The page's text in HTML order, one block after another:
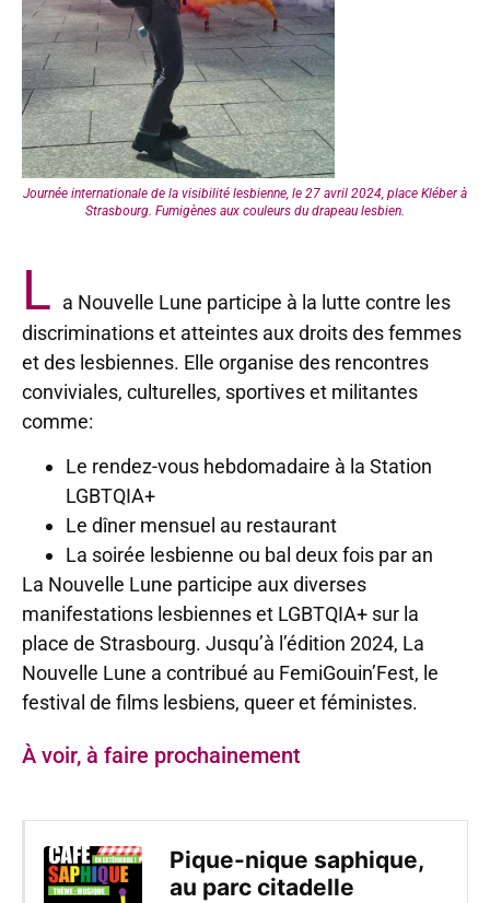
Journée internationale de la visibilité lesbienne, le 27 avril 2024, place Kléber à
Strasbourg. Fumigènes aux couleurs du drapeau lesbien.
L a Nouvelle Lune participe à la lutte contre les
discriminations et atteintes aux droits des femmes
et des lesbiennes. Elle organise des rencontres
conviviales, culturelles, sportives et militantes
comme:
Le rendez-vous hebdomadaire à la Station
LGBTQIA+
Le dîner mensuel au restaurant
La soirée lesbienne ou bal deux fois par an
La Nouvelle Lune participe aux diverses
manifestations lesbiennes et LGBTQIA+ sur la
place de Strasbourg. Jusqu’à l’édition 2024, La
Nouvelle Lune a contribué au FemiGouin’Fest, le
festival de films lesbiens, queer et féministes.
À voir, à faire prochainement
Pique-nique saphique,
au parc citadelle